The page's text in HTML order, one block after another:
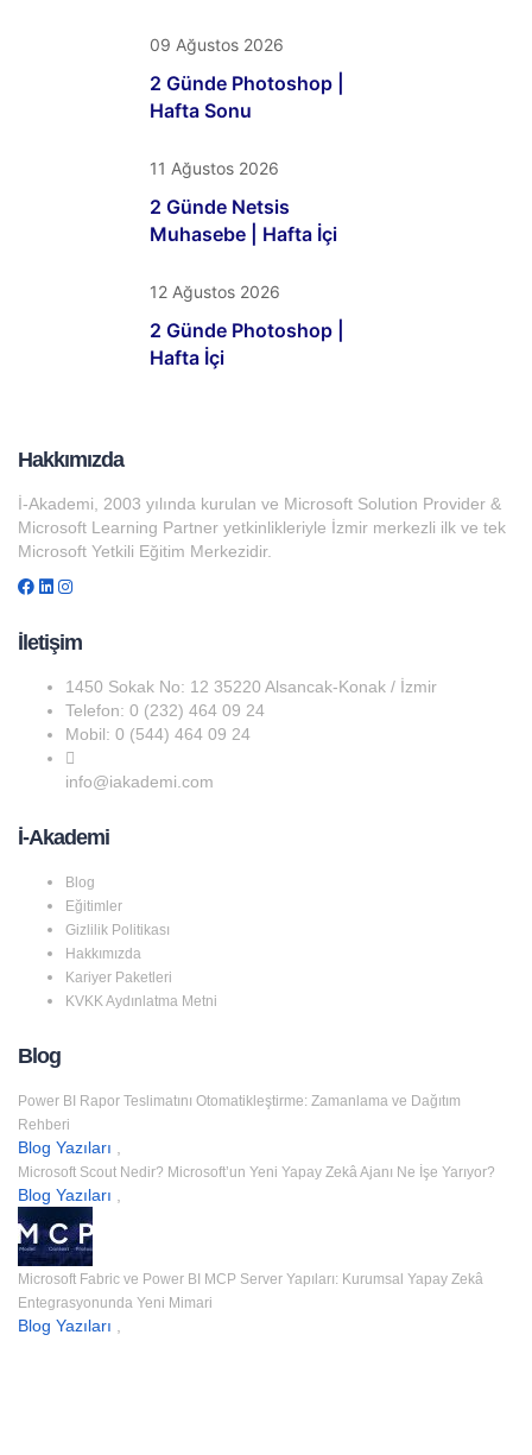
09 Ağustos 2026
2 Günde Photoshop |
Hafta Sonu
11 Ağustos 2026
2 Günde Netsis
Muhasebe | Hafta İçi
12 Ağustos 2026
2 Günde Photoshop |
Hafta İçi
Hakkımızda
İ-Akademi, 2003 yılında kurulan ve Microsoft Solution Provider &
Microsoft Learning Partner yetkinlikleriyle İzmir merkezli ilk ve tek
Microsoft Yetkili Eğitim Merkezidir.
İletişim
1450 Sokak No: 12 35220 Alsancak-Konak / İzmir
Telefon: 0 (232) 464 09 24
Mobil: 0 (544) 464 09 24
info@iakademi.com
İ-Akademi
Blog
Eğitimler
Gizlilik Politikası
Hakkımızda
Kariyer Paketleri
KVKK Aydınlatma Metni
Blog
Power BI Rapor Teslimatını Otomatikleştirme: Zamanlama ve Dağıtım
Rehberi
Blog Yazıları
Microsoft Scout Nedir? Microsoft’un Yeni Yapay Zekâ Ajanı Ne İşe Yarıyor?
Blog Yazıları
Microsoft Fabric ve Power BI MCP Server Yapıları: Kurumsal Yapay Zekâ
Entegrasyonunda Yeni Mimari
Blog Yazıları